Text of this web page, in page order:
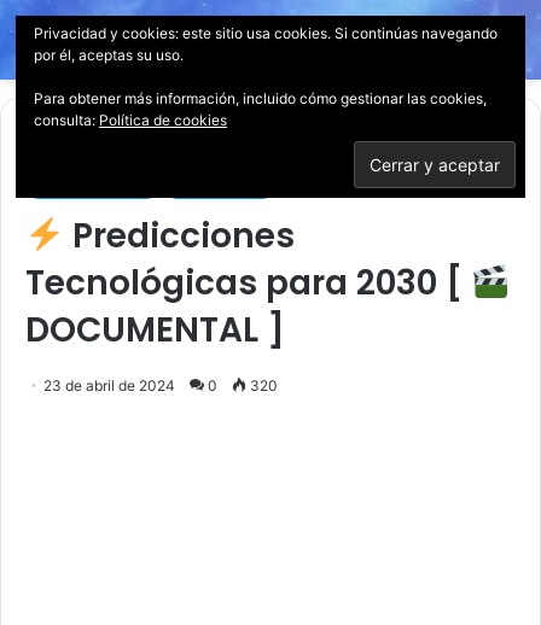
Menú
Predicciones
Tecnológicas para 2030 [
DOCUMENTAL ]
23 de abril de 2024 0 320
Privacidad y cookies: este sitio usa cookies. Si continúas navegando
por él, aceptas su uso.
Para obtener más información, incluido cómo gestionar las cookies,
consulta: Política de cookies